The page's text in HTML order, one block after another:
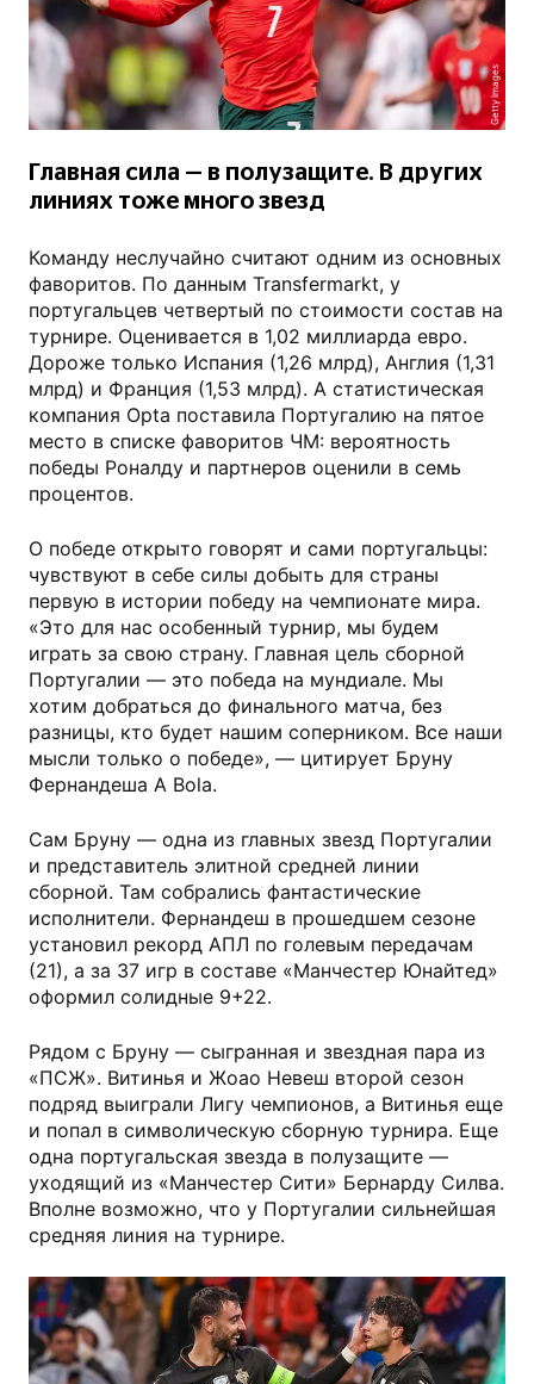
Getty Images
Главная сила — в полузащите. В других
линиях тоже много звезд
Команду неслучайно считают одним из основных
фаворитов. По данным Transfermarkt, у
португальцев четвертый по стоимости состав на
турнире. Оценивается в 1,02 миллиарда евро.
Дороже только Испания (1,26 млрд), Англия (1,31
млрд) и Франция (1,53 млрд). А статистическая
компания Opta поставила Португалию на пятое
место в списке фаворитов ЧМ: вероятность
победы Роналду и партнеров оценили в семь
процентов.
О победе открыто говорят и сами португальцы:
чувствуют в себе силы добыть для страны
первую в истории победу на чемпионате мира.
«Это для нас особенный турнир, мы будем
играть за свою страну. Главная цель сборной
Португалии — это победа на мундиале. Мы
хотим добраться до финального матча, без
разницы, кто будет нашим соперником. Все наши
мысли только о победе», — цитирует Бруну
Фернандеша A Bola.
Сам Бруну — одна из главных звезд Португалии
и представитель элитной средней линии
сборной. Там собрались фантастические
исполнители. Фернандеш в прошедшем сезоне
установил рекорд АПЛ по голевым передачам
(21), а за 37 игр в составе «Манчестер Юнайтед»
оформил солидные 9+22.
Рядом с Бруну — сыгранная и звездная пара из
«ПСЖ». Витинья и Жоао Невеш второй сезон
подряд выиграли Лигу чемпионов, а Витинья еще
и попал в символическую сборную турнира. Еще
одна португальская звезда в полузащите —
уходящий из «Манчестер Сити» Бернарду Силва.
Вполне возможно, что у Португалии сильнейшая
средняя линия на турнире.